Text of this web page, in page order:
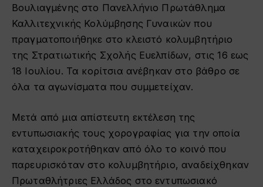
Βουλιαγμένης στο Πανελλήνιο Πρωτάθλημα
Καλλιτεχνικής Κολύμβησης Γυναικών που
πραγματοποιήθηκε στο κλειστό κολυμβητήριο
της Στρατιωτικής Σχολής Ευελπίδων, στις 16 εως
18 Ιουλίου. Τα κορίτσια ανέβηκαν στο βάθρο σε
όλα τα αγωνίσματα που συμμετείχαν.
Μετά από μια απίστευτη εκτέλεση της
εντυπωσιακής τους χορογραφίας για την οποία
καταχειροκροτήθηκαν από όλο το κοινό που
παρευρισκόταν στο κολυμβητήριο, αναδείχθηκαν
Πρωταθλήτριες Ελλάδος στο εντυπωσιακό